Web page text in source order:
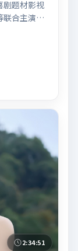
剧题材影视
联合主演，
爱的迟疑
而富有张
面调度强
节空间，
与收藏。
2:34:51